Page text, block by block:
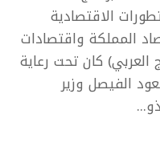
الاقتصادية
المملكة واقتصادات
كان تحت رعاية
الفيصل وزير